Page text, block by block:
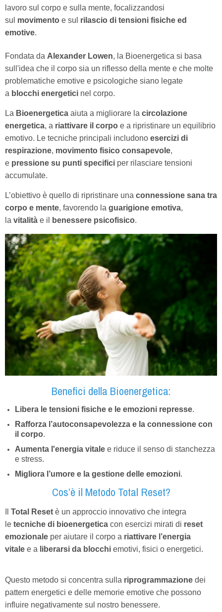
lavoro sul corpo e sulla mente, focalizzandosi
sul movimento e sul rilascio di tensioni fisiche ed
emotive.
Fondata da Alexander Lowen, la Bioenergetica si basa
sull'idea che il corpo sia un riflesso della mente e che molte
problematiche emotive e psicologiche siano legate
a blocchi energetici nel corpo.
La Bioenergetica aiuta a migliorare la circolazione
energetica, a riattivare il corpo e a ripristinare un equilibrio
emotivo. Le tecniche principali includono esercizi di
respirazione, movimento fisico consapevole,
e pressione su punti specifici per rilasciare tensioni
accumulate.
L’obiettivo è quello di ripristinare una connessione sana tra
corpo e mente, favorendo la guarigione emotiva,
la vitalità e il benessere psicofisico.
Benefici della Bioenergetica:
Libera le tensioni fisiche e le emozioni represse.
Rafforza l’autoconsapevolezza e la connessione con
il corpo.
Aumenta l'energia vitale e riduce il senso di stanchezza
e stress.
Migliora l’umore e la gestione delle emozioni.
Cos’è il Metodo Total Reset?
Total Reset è un approccio innovativo che integra
le tecniche di bioenergetica con esercizi mirati di reset
emozionale per aiutare il corpo a riattivare l’energia
vitale e a liberarsi da blocchi emotivi, fisici o energetici.
Questo metodo si concentra sulla riprogrammazione dei
pattern energetici e delle memorie emotive che possono
influire negativamente sul nostro benessere.